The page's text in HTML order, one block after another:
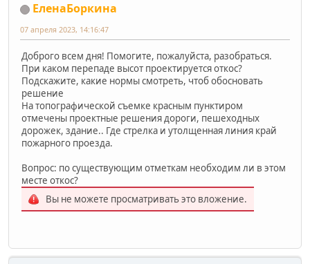
ЕленаБоркина
07 апреля 2023, 14:16:47
Доброго всем дня! Помогите, пожалуйста, разобраться.
При каком перепаде высот проектируется откос?
Подскажите, какие нормы смотреть, чтоб обосновать
решение
На топографической съемке красным пунктиром
отмечены проектные решения дороги, пешеходных
дорожек, здание.. Где стрелка и утолщенная линия край
пожарного проезда.
Вопрос: по существующим отметкам необходим ли в этом
месте откос?
Вы не можете просматривать это вложение.